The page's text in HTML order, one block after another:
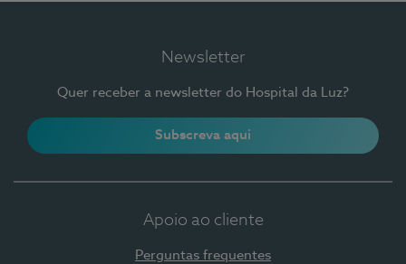
Newsletter
Quer receber a newsletter do Hospital da Luz?
Subscreva aqui
Apoio ao cliente
Perguntas frequentes